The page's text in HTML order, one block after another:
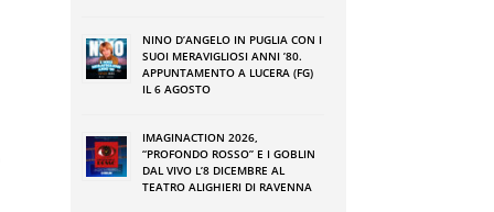
NINO DʼANGELO IN PUGLIA CON I
SUOI MERAVIGLIOSI ANNI ʼ80.
APPUNTAMENTO A LUCERA (FG)
IL 6 AGOSTO
IMAGINACTION 2026,
“PROFONDO ROSSO” E I GOBLIN
DAL VIVO L’8 DICEMBRE AL
TEATRO ALIGHIERI DI RAVENNA